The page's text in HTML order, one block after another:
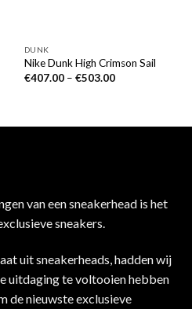
DUNK
Nike Dunk High Crimson Sail
€407.00– €503.00
van een sneakerhead is het
sneakers.
uit sneakerheads, hadden wij
uitdaging te voltooien hebben
de nieuwste exclusieve